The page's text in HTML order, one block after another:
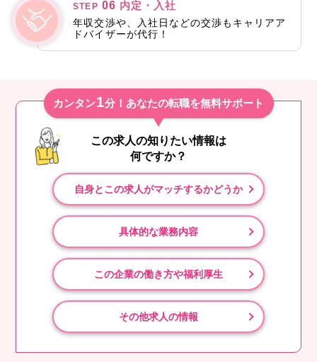
STEP 06 内定・入社
年収交渉や、入社日などの交渉もキャリアア
ドバイザーが代行！
カンタン1分！あなたの転職を無料サポート
この求人の知りたい情報は
何ですか？
自身とこの求人がマッチするかどうか
具体的な業務内容
この企業の働き方や福利厚生
その他求人の情報